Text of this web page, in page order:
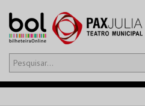
Olá,iniciar sessão